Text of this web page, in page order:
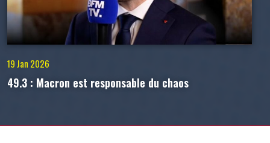
19 Jan 2026
49.3 : Macron est responsable du chaos